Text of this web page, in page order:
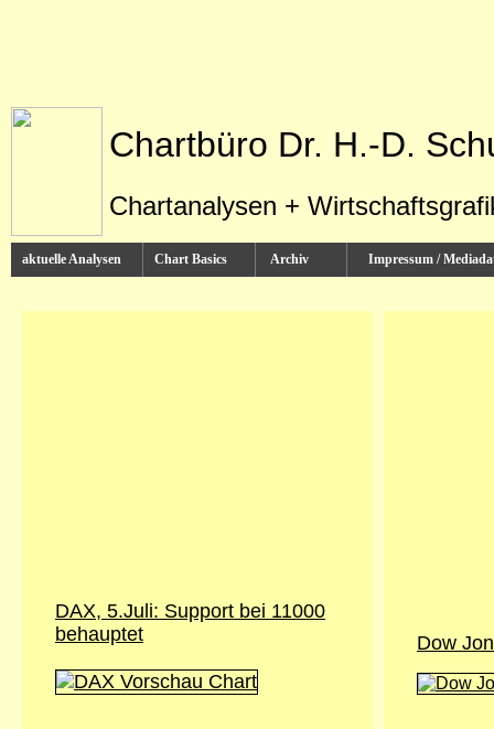
Chartbüro Dr. H.-D.
Chartanalysen +
aktuelle Analysen Chart Basics Archiv Impressum /
DAX, 5.Juli: Support bei 11000
behauptet
Dow